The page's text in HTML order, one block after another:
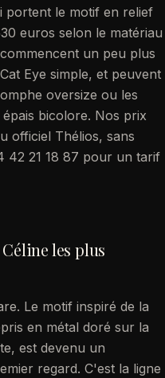
portent le motif en relief
euros selon le matériau
un peu plus
Eye simple, et peuvent
oversize ou les
bicolore. Nos prix
officiel Thélios, sans
42 21 18 87 pour un tarif
les plus
Le motif inspiré de la
en métal doré sur la
est devenu un
regard. C'est la ligne